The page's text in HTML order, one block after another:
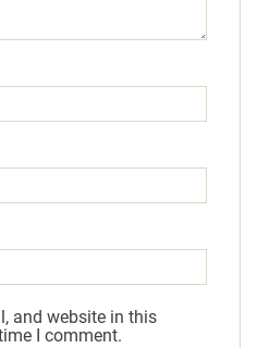
and website in this
I comment.